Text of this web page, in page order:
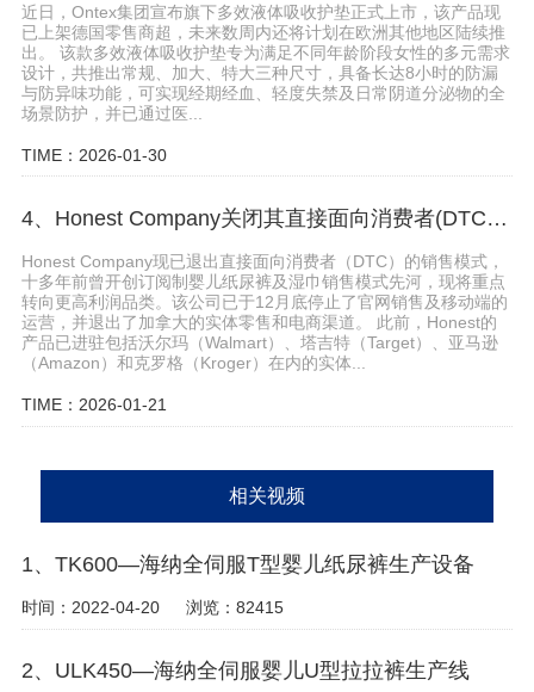
近日，Ontex集团宣布旗下多效液体吸收护垫正式上市，该产品现
已上架德国零售商超，未来数周内还将计划在欧洲其他地区陆续推
出。 该款多效液体吸收护垫专为满足不同年龄阶段女性的多元需求
设计，共推出常规、加大、特大三种尺寸，具备长达8小时的防漏
与防异味功能，可实现经期经血、轻度失禁及日常阴道分泌物的全
场景防护，并已通过医...
TIME：2026-01-30
4、Honest Company关闭其直接面向消费者(DTC)的销售业务
Honest Company现已退出直接面向消费者（DTC）的销售模式，
十多年前曾开创订阅制婴儿纸尿裤及湿巾销售模式先河，现将重点
转向更高利润品类。该公司已于12月底停止了官网销售及移动端的
运营，并退出了加拿大的实体零售和电商渠道。 此前，Honest的
产品已进驻包括沃尔玛（Walmart）、塔吉特（Target）、亚马逊
（Amazon）和克罗格（Kroger）在内的实体...
TIME：2026-01-21
相关视频
1、TK600—海纳全伺服T型婴儿纸尿裤生产设备
时间：2022-04-20 浏览：82415
2、ULK450—海纳全伺服婴儿U型拉拉裤生产线